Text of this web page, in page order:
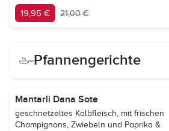
19,95 € 21,00 €
Pfannengerichte
Mantarli Dana Sote
geschnetzeltes Kalbfleisch, mit frischen
Champignons, Zwiebeln und Paprika &